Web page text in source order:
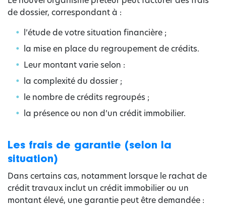
de dossier, correspondant à :
l’étude de votre situation financière ;
la mise en place du regroupement de crédits.
Leur montant varie selon :
la complexité du dossier ;
le nombre de crédits regroupés ;
la présence ou non d’un crédit immobilier.
Les frais de garantie (selon la
situation)
Dans certains cas, notamment lorsque le rachat de
crédit travaux inclut un crédit immobilier ou un
montant élevé, une garantie peut être demandée :